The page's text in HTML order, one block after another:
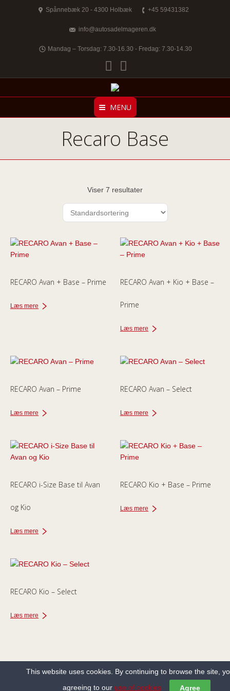
Spånnebæk 20 - 4300 Holbæk +45 59431382
info@autosadelmageren.dk
Mandag – Torsdag: 7.30-16.30 - Fredag: 7.30-14.30
Facebook
MENU
Recaro Base
Viser 7 resultater
RECARO Avan + Base – Prime
Læs mere
RECARO Avan + Kio + Base –
Prime
Læs mere
RECARO Avan – Prime
Læs mere
RECARO Avan – Select
Læs mere
RECARO i-Size Base til Avan
og Kio
Læs mere
RECARO Kio + Base – Prime
Læs mere
RECARO Kio – Select
Læs mere
Copyright ©2013-2022 Holbæk Autosadelmager All Rights Reserved.
This website uses cookies. By continuing to browse the site,
agreeing to our use of cookies Agree